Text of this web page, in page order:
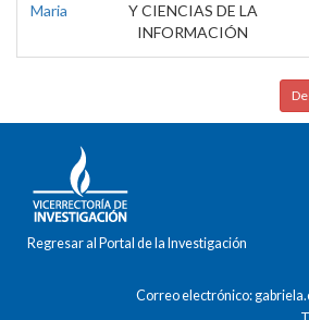
Maria
Y CIENCIAS DE LA
INFORMACIÓN
Regresar al Portal de la Investigación
Correo electrónico: